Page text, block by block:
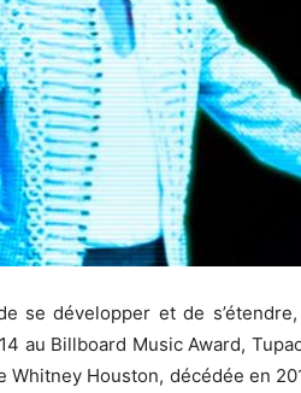
se développer et de
au Billboard Music Award,
Whitney Houston, décédée en